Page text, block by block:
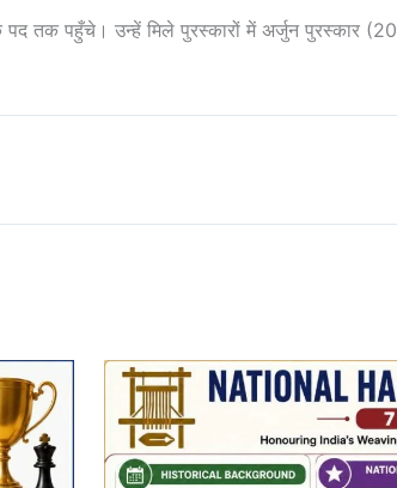
तक पहुँचे। उन्हें मिले पुरस्कारों में अर्जुन पुरस्कार